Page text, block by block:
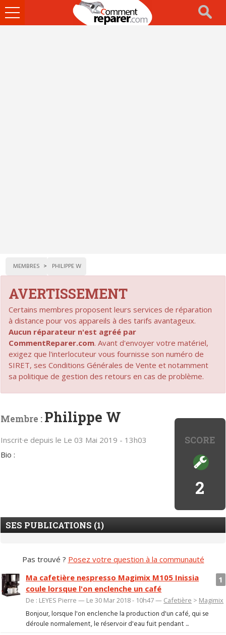
Ouvrir
le
MEMBRES PHILIPPE W
AVERTISSEMENT
Certains membres proposent leurs services de réparation
à distance pour vos appareils à des tarifs avantageux.
Aucun réparateur n'est agréé par
CommentReparer.com. Avant d'envoyer votre matériel,
exigez que l'interlocuteur vous fournisse son numéro de
SIRET, ses Conditions Générales de Vente et notamment
sa politique de gestion des retours en cas de problème.
SCORE
2
Membre : Philippe W
Inscrit·e depuis le Le 03 Mai 2019 - 13h03
Bio :
SES PUBLICATIONS (1)
Pas trouvé ? Posez votre question à la communauté
1
Ma cafetière nespresso Magimix M105 Inissia
coule lorsque l'on enclenche un café
De : LEYES Pierre — Le 30 Mar 2018 - 10h47 — Cafetière > Magimix
Bonjour, lorsque l'on enclenche la production d'un café, qui se
déroule normalement, le réservoir d'eau fuit pendant ...